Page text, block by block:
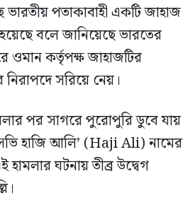
পতাকাবাহী একটি জাহাজ
বলে জানিয়েছে ভারতের
ওমান কর্তৃপক্ষ জাহাজটির
সরিয়ে নেয়।
পর সাগরে পুরোপুরি ডুবে যায়
হাজি আলি’ (Haji Ali) নামের
ঘটনায় তীব্র উদ্বেগ